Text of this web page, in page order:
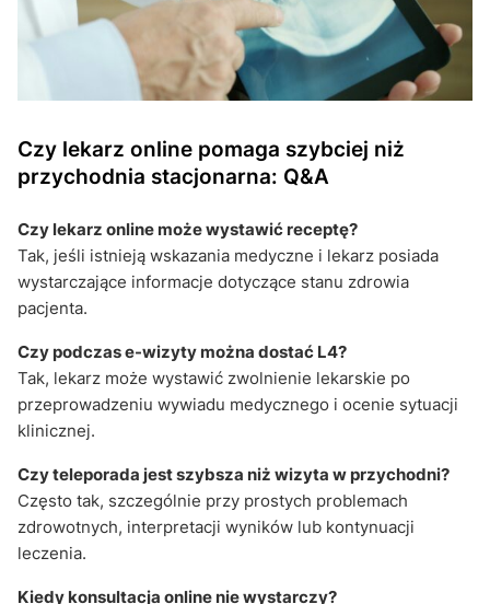
Czy lekarz online pomaga szybciej niż
przychodnia stacjonarna: Q&A
Czy lekarz online może wystawić receptę?
Tak, jeśli istnieją wskazania medyczne i lekarz posiada
wystarczające informacje dotyczące stanu zdrowia
pacjenta.
Czy podczas e-wizyty można dostać L4?
Tak, lekarz może wystawić zwolnienie lekarskie po
przeprowadzeniu wywiadu medycznego i ocenie sytuacji
klinicznej.
Czy teleporada jest szybsza niż wizyta w przychodni?
Często tak, szczególnie przy prostych problemach
zdrowotnych, interpretacji wyników lub kontynuacji
leczenia.
Kiedy konsultacja online nie wystarczy?